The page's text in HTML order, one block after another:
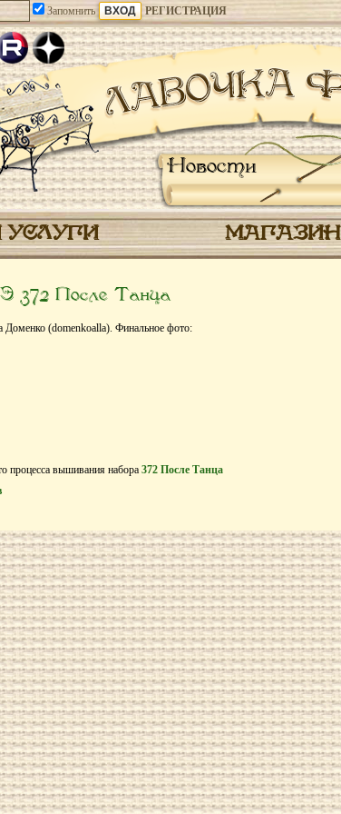
Запомнить РЕГИСТРАЦИЯ
Новости
МАГАЗИН
372 После Танца
Доменко (domenkoalla). Финальное фото:
процесса вышивания набора 372 После Танца